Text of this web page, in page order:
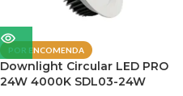
POR ENCOMENDA
Downlight Circular LED PRO
24W 4000K SDL03-24W